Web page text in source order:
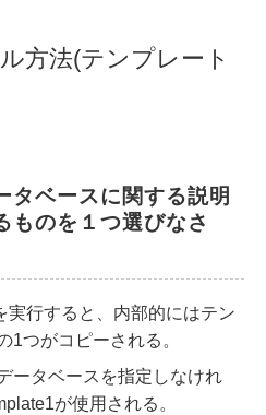
方法(テンプレート
タベースに関する説明
ものを１つ選びなさ
実行すると、内部的にはテン
1つがコピーされる。
ータベースを指定しなけれ
が使用される。